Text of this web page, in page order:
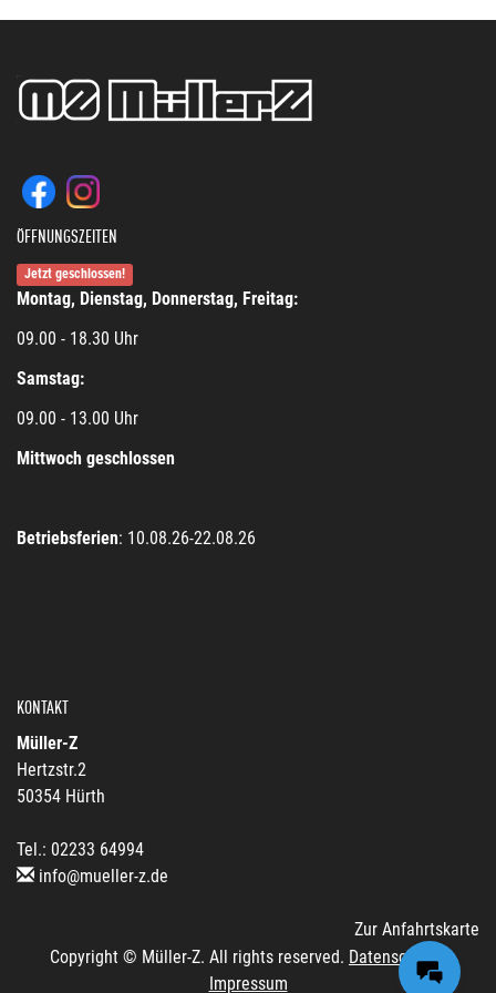
ÖFFNUNGSZEITEN
Jetzt geschlossen!
Montag, Dienstag, Donnerstag, Freitag:
09.00 - 18.30 Uhr
Samstag:
09.00 - 13.00 Uhr
Mittwoch geschlossen
Betriebsferien: 10.08.26-22.08.26
KONTAKT
Müller-Z
Hertzstr.2
50354 Hürth
Tel.: 02233 64994
info@mueller-z.de
Zur Anfahrtskarte
Copyright © Müller-Z. All rights reserved. Datenschutz|
Impressum